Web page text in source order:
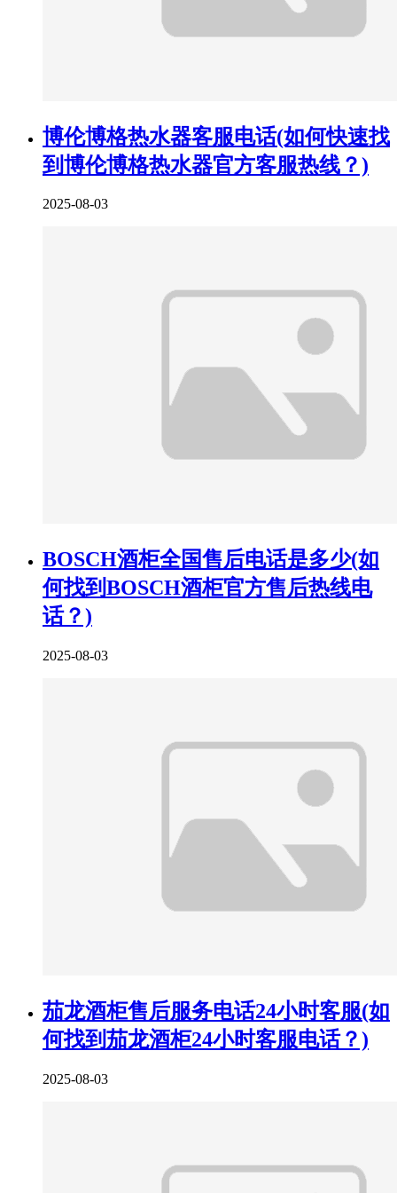
博伦博格热水器客服电话(如何快速找
到博伦博格热水器官方客服热线？)
2025-08-03
BOSCH酒柜全国售后电话是多少(如
何找到BOSCH酒柜官方售后热线电
话？)
2025-08-03
茄龙酒柜售后服务电话24小时客服(如
何找到茄龙酒柜24小时客服电话？)
2025-08-03